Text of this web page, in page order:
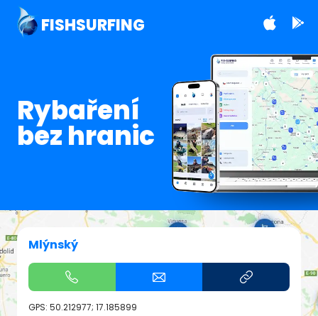
FISHSURFING
Rybaření
bez hranic
Mlýnský
GPS: 50.212977; 17.185899